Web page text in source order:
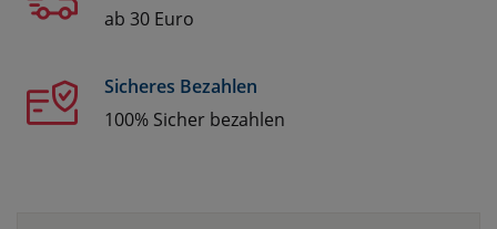
ab 30 Euro
Sicheres Bezahlen
100% Sicher bezahlen